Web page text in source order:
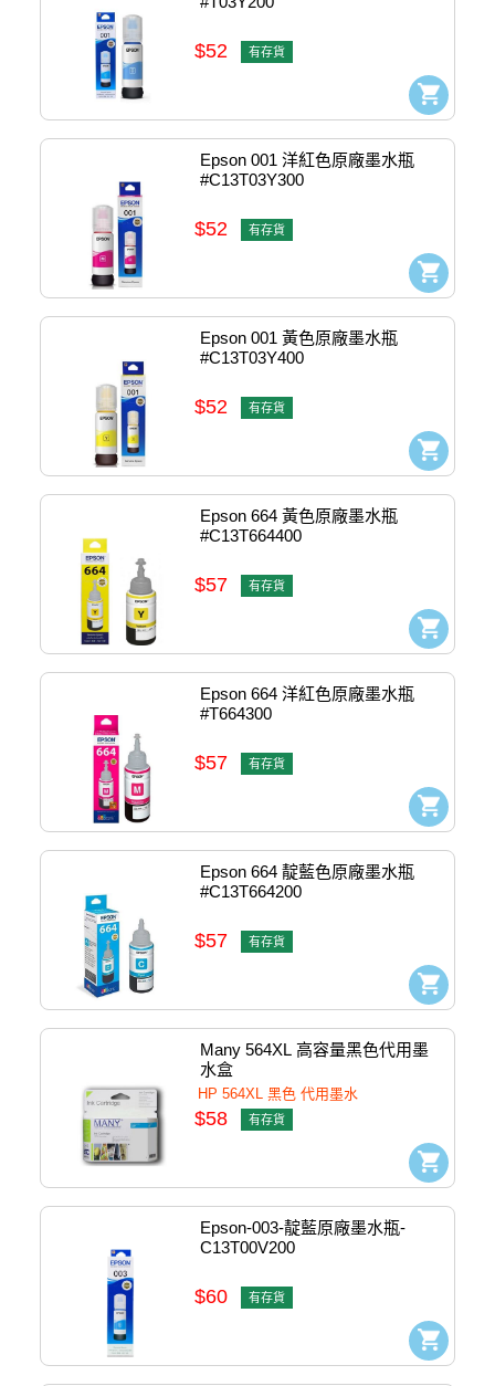
$52 有存貨
Epson 001 洋紅色原廠墨水瓶
#C13T03Y300
$52 有存貨
Epson 001 黃色原廠墨水瓶
#C13T03Y400
$52 有存貨
Epson 664 黃色原廠墨水瓶
#C13T664400
$57 有存貨
Epson 664 洋紅色原廠墨水瓶
#T664300
$57 有存貨
Epson 664 靛藍色原廠墨水瓶
#C13T664200
$57 有存貨
Many 564XL 高容量黑色代用墨
水盒
HP 564XL 黑色 代用墨水
$58 有存貨
Epson-003-靛藍原廠墨水瓶-
C13T00V200
$60 有存貨